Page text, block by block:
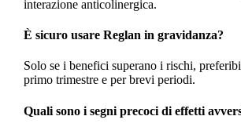
interazione anticolinergica.
È sicuro usare Reglan in gravidanza?
Solo se i benefici superano i rischi,
primo trimestre e per brevi periodi.
Quali sono i segni precoci di effetti